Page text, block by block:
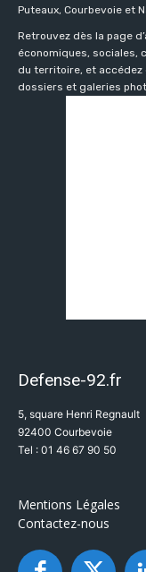
Puteaux, Courbevoie et
Retrouvez dès la page
économiques, sociales,
du territoire, et accédez
dossiers et galeries
Defense-92.fr
5, square Henri Regnault
92400 Courbevoie
Tel : 01 46 67 90 50
Mentions Légales
Contactez-nous